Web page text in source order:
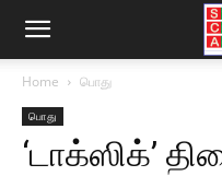
Home பொது
பொது
‘டாக்ஸிக்’